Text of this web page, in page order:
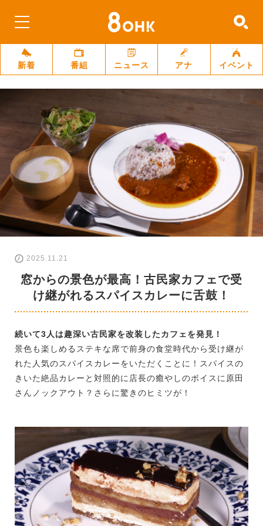
新着 番組 ニュース アナ イベント
2025.11.21
窓からの景色が最高！古民家カフェで受
け継がれるスパイスカレーに舌鼓！
続いて3人は趣深い古民家を改装したカフェを発見！
景色も楽しめるステキな席で前身の食堂時代から受け継が
れた人気のスパイスカレーをいただくことに！スパイスの
きいた絶品カレーと対照的に店長の癒やしのボイスに原田
さんノックアウト？さらに驚きのヒミツが！